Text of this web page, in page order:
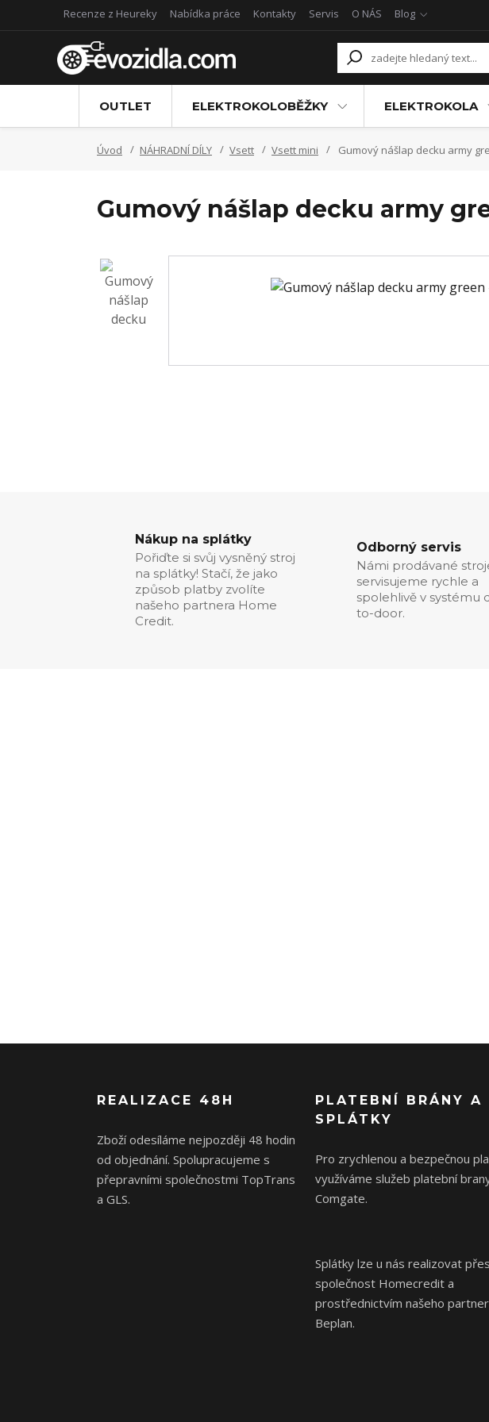
Recenze z Heureky Nabídka práce Kontakty Servis O NÁS Blog
OUTLET ELEKTROKOLOBĚŽKY ELEKTROKOLA
Úvod NÁHRADNÍ DÍLY Vsett Vsett mini Gumový nášlap decku army
Gumový nášlap decku army
Nákup na splátky
Pořiďte si svůj vysněný stroj
na splátky! Stačí, že jako
způsob platby zvolíte
našeho partnera Home
Credit.
Odborný servis
Námi prodávané
servisujeme rychle a
spolehlivě v systému
to-door.
REALIZACE 48H
Zboží odesíláme nejpozději 48 hodin
od objednání. Spolupracujeme s
přepravními společnostmi TopTrans
a GLS.
PLATEBNÍ BRÁNY A
SPLÁTKY
Pro zrychlenou a bezpečnou
využíváme služeb platební
Comgate.
Splátky lze u nás realizovat přes
společnost Homecredit a
prostřednictvím našeho
Beplan.